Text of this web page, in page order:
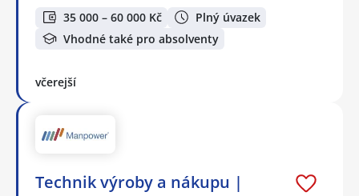
35 000 – 60 000 Kč
Plný úvazek
Vhodné také pro absolventy
včerejší
Technik výroby a nákupu |